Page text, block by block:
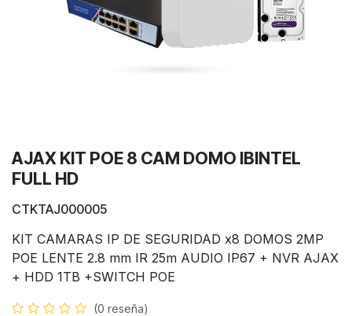
AJAX KIT POE 8 CAM DOMO IBINTEL
FULL HD
CTKTAJ000005
KIT CAMARAS IP DE SEGURIDAD x8 DOMOS 2MP
POE LENTE 2.8 mm IR 25m AUDIO IP67 + NVR AJAX
+ HDD 1TB +SWITCH POE
(0 reseña)